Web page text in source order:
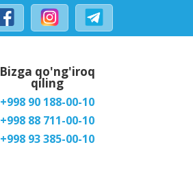
Bizga qo'ng'iroq
qiling
+998 90 188-00-10
+998 88 711-00-10
+998 93 385-00-10